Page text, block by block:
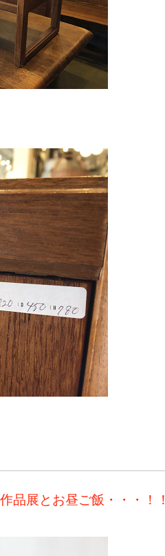
展とお昼ご飯・・・！！